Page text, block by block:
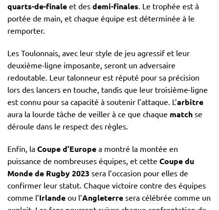
quarts-de-finale et des demi-finales . Le trophée est à
portée de main, et chaque équipe est déterminée à le
remporter.
Les Toulonnais, avec leur style de jeu agressif et leur
deuxième-ligne imposante, seront un adversaire
redoutable. Leur talonneur est réputé pour sa précision
lors des lancers en touche, tandis que leur troisième-ligne
est connu pour sa capacité à soutenir l’attaque. L’arbitre
aura la lourde tâche de veiller à ce que chaque match se
déroule dans le respect des règles.
Enfin, la Coupe d’Europe a montré la montée en
puissance de nombreuses équipes, et cette Coupe du
Monde de Rugby 2023 sera l’occasion pour elles de
confirmer leur statut. Chaque victoire contre des équipes
comme l’Irlande ou l’Angleterre sera célébrée comme un